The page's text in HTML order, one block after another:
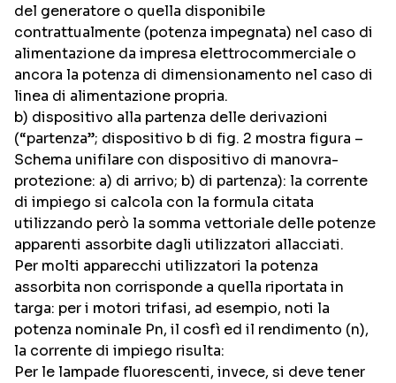
del generatore o quella disponibile
contrattualmente (potenza impegnata) nel caso di
alimentazione da impresa elettrocommerciale o
ancora la potenza di dimensionamento nel caso di
linea di alimentazione propria.
b) dispositivo alla partenza delle derivazioni
(“partenza”; dispositivo b di fig. 2 mostra figura –
Schema unifilare con dispositivo di manovra-
protezione: a) di arrivo; b) di partenza): la corrente
di impiego si calcola con la formula citata
utilizzando però la somma vettoriale delle potenze
apparenti assorbite dagli utilizzatori allacciati.
Per molti apparecchi utilizzatori la potenza
assorbita non corrisponde a quella riportata in
targa: per i motori trifasi, ad esempio, noti la
potenza nominale Pn, il cosfì ed il rendimento (n),
la corrente di impiego risulta:
Per le lampade fluorescenti, invece, si deve tener